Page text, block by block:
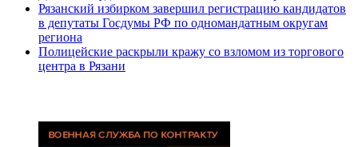
Рязанский избирком завершил регистрацию кандидатов
в депутаты Госдумы РФ по одномандатным округам
региона
Полицейские раскрыли кражу со взломом из торгового
центра в Рязани